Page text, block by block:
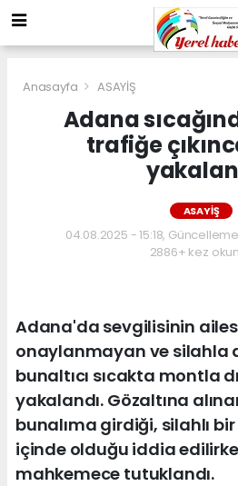
Anasayfa ASAYİŞ
Adana
trafiğe
ASAYİŞ
04.08.2025 - 15:18,
2886+ kez
Adana'da sevgilisinin
onaylanmayan ve silahla
bunaltıcı sıcakta montla
yakalandı. Gözaltına
bunalıma girdiği, silahlı bir
içinde olduğu iddia
mahkemece tutuklandı.